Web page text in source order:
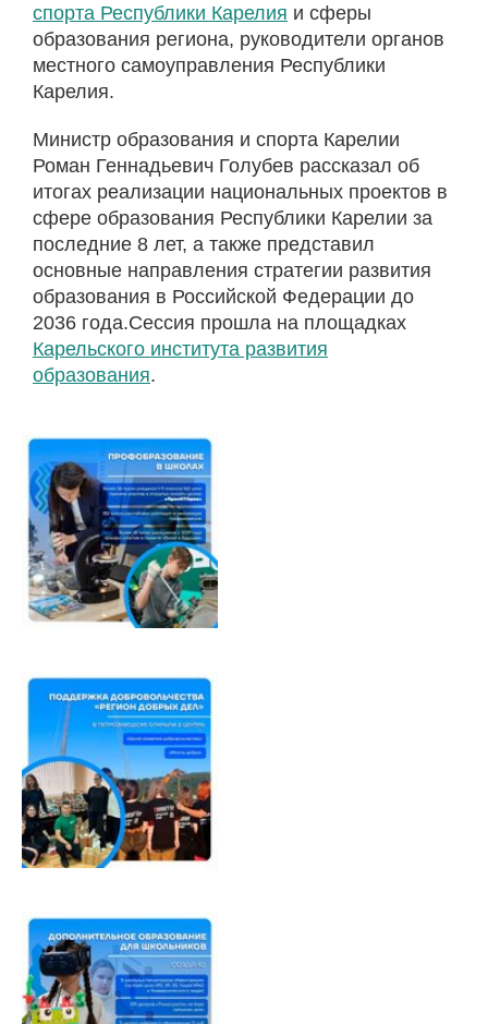
спорта Республики Карелия и сферы
образования региона, руководители органов
местного самоуправления Республики
Карелия.
Министр образования и спорта Карелии
Роман Геннадьевич Голубев рассказал об
итогах реализации национальных проектов в
сфере образования Республики Карелии за
последние 8 лет, а также представил
основные направления стратегии развития
образования в Российской Федерации до
2036 года.Сессия прошла на площадках
Карельского института развития
образования.